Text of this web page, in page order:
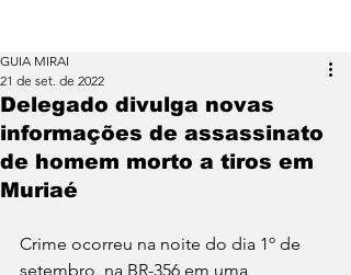
Delegado divulga novas
informações de assassinato
de homem morto a tiros em
Muriaé
GUIA MIRAI
21 de set. de 2022
Crime ocorreu na noite do dia 1º de
setembro, na BR-356 em uma